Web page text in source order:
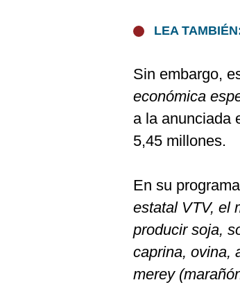
LEA
Sin embargo,
económica
a la anunciada
5,45 millones.
En su programa
estatal VTV, el
producir soja,
caprina, ovina,
merey